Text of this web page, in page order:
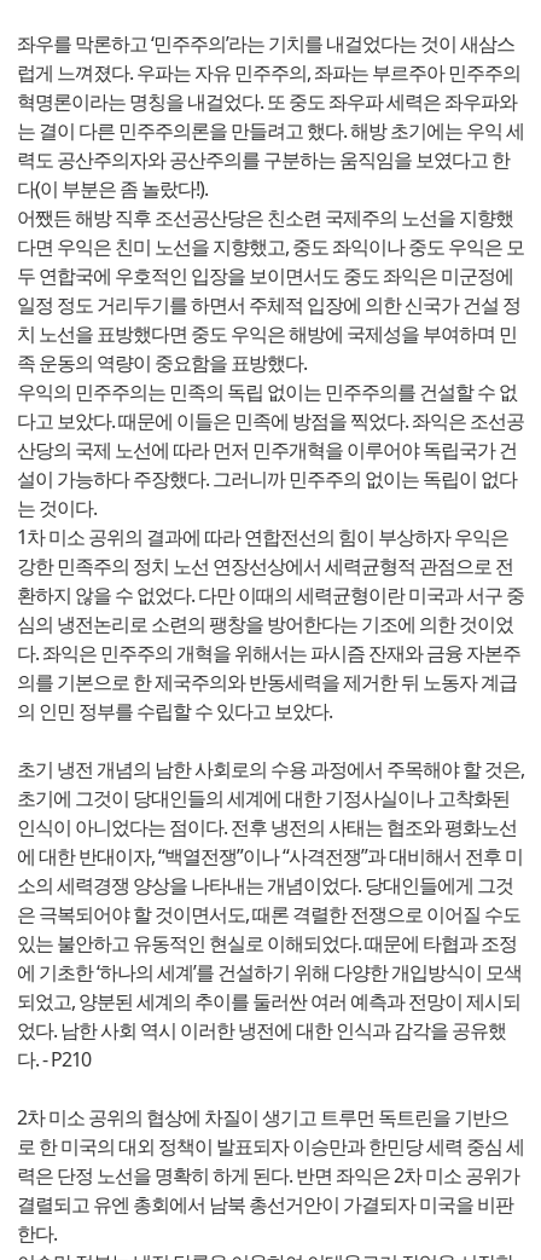
좌우를 막론하고 ‘민주주의’라는 기치를 내걸었다는 것이 새삼스
럽게 느껴졌다. 우파는 자유 민주주의, 좌파는 부르주아 민주주의
혁명론이라는 명칭을 내걸었다. 또 중도 좌우파 세력은 좌우파와
는 결이 다른 민주주의론을 만들려고 했다. 해방 초기에는 우익 세
력도 공산주의자와 공산주의를 구분하는 움직임을 보였다고 한
다(이 부분은 좀 놀랐다!).
어쨌든 해방 직후 조선공산당은 친소련 국제주의 노선을 지향했
다면 우익은 친미 노선을 지향했고, 중도 좌익이나 중도 우익은 모
두 연합국에 우호적인 입장을 보이면서도 중도 좌익은 미군정에
일정 정도 거리두기를 하면서 주체적 입장에 의한 신국가 건설 정
치 노선을 표방했다면 중도 우익은 해방에 국제성을 부여하며 민
족 운동의 역량이 중요함을 표방했다.
우익의 민주주의는 민족의 독립 없이는 민주주의를 건설할 수 없
다고 보았다. 때문에 이들은 민족에 방점을 찍었다. 좌익은 조선공
산당의 국제 노선에 따라 먼저 민주개혁을 이루어야 독립국가 건
설이 가능하다 주장했다. 그러니까 민주주의 없이는 독립이 없다
는 것이다.
1차 미소 공위의 결과에 따라 연합전선의 힘이 부상하자 우익은
강한 민족주의 정치 노선 연장선상에서 세력균형적 관점으로 전
환하지 않을 수 없었다. 다만 이때의 세력균형이란 미국과 서구 중
심의 냉전논리로 소련의 팽창을 방어한다는 기조에 의한 것이었
다. 좌익은 민주주의 개혁을 위해서는 파시즘 잔재와 금융 자본주
의를 기본으로 한 제국주의와 반동세력을 제거한 뒤 노동자 계급
의 인민 정부를 수립할 수 있다고 보았다.
초기 냉전 개념의 남한 사회로의 수용 과정에서 주목해야 할 것은,
초기에 그것이 당대인들의 세계에 대한 기정사실이나 고착화된
인식이 아니었다는 점이다. 전후 냉전의 사태는 협조와 평화노선
에 대한 반대이자, “백열전쟁”이나 “사격전쟁”과 대비해서 전후 미
소의 세력경쟁 양상을 나타내는 개념이었다. 당대인들에게 그것
은 극복되어야 할 것이면서도, 때론 격렬한 전쟁으로 이어질 수도
있는 불안하고 유동적인 현실로 이해되었다. 때문에 타협과 조정
에 기초한 ‘하나의 세계’를 건설하기 위해 다양한 개입방식이 모색
되었고, 양분된 세계의 추이를 둘러싼 여러 예측과 전망이 제시되
었다. 남한 사회 역시 이러한 냉전에 대한 인식과 감각을 공유했
다. - P210
2차 미소 공위의 협상에 차질이 생기고 트루먼 독트린을 기반으
로 한 미국의 대외 정책이 발표되자 이승만과 한민당 세력 중심 세
력은 단정 노선을 명확히 하게 된다. 반면 좌익은 2차 미소 공위가
결렬되고 유엔 총회에서 남북 총선거안이 가결되자 미국을 비판
한다.